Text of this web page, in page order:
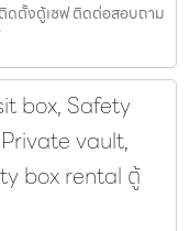
ดตั้งตู้เซฟ ติดต่อสอบถาม
box, Safety
vault,
box rental ตู้